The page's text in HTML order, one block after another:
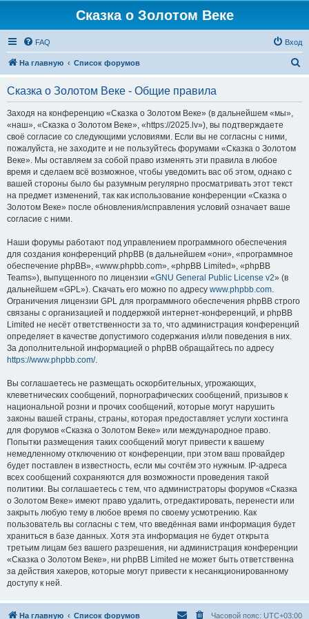
Сказка о Золотом Веке
FAQ Вход
На главную Список форумов
Сказка о Золотом Веке - Общие правила
Заходя на конференцию «Сказка о Золотом Веке» (в дальнейшем «мы»,
«наш», «Сказка о Золотом Веке», «https://2025.lv»), вы подтверждаете
своё согласие со следующими условиями. Если вы не согласны с ними,
пожалуйста, не заходите и не пользуйтесь форумами «Сказка о Золотом
Веке». Мы оставляем за собой право изменять эти правила в любое
время и сделаем всё возможное, чтобы уведомить вас об этом, однако с
вашей стороны было бы разумным регулярно просматривать этот текст
на предмет изменений, так как использование конференции «Сказка о
Золотом Веке» после обновления/исправления условий означает ваше
согласие с ними.
Наши форумы работают под управлением программного обеспечения
для создания конференций phpBB (в дальнейшем «они», «программное
обеспечение phpBB», «www.phpbb.com», «phpBB Limited», «phpBB
Teams»), выпущенного по лицензии «GNU General Public License v2» (в
дальнейшем «GPL»). Скачать его можно по адресу www.phpbb.com.
Ограничения лицензии GPL для программного обеспечения phpBB строго
связаны с организацией и поддержкой интернет-конференций, и phpBB
Limited не несёт ответственности за то, что администрация конференций
определяет в качестве допустимого содержания и/или поведения в них.
За дополнительной информацией о phpBB обращайтесь по адресу
https://www.phpbb.com/.
Вы соглашаетесь не размещать оскорбительных, угрожающих,
клеветнических сообщений, порнографических сообщений, призывов к
национальной розни и прочих сообщений, которые могут нарушить
законы вашей страны, страны, которая предоставляет услуги хостинга
для форумов «Сказка о Золотом Веке» или международное право.
Попытки размещения таких сообщений могут привести к вашему
немедленному отключению от конференции, при этом ваш провайдер
будет поставлен в известность, если мы сочтём это нужным. IP-адреса
всех сообщений сохраняются для возможности проведения такой
политики. Вы соглашаетесь с тем, что администраторы форумов «Сказка
о Золотом Веке» имеют право удалить, отредактировать, перенести или
закрыть любую тему в любое время по своему усмотрению. Как
пользователь вы согласны с тем, что введённая вами информация будет
храниться в базе данных. Хотя эта информация не будет открыта
третьим лицам без вашего разрешения, ни администрация конференции
«Сказка о Золотом Веке», ни phpBB Limited не может быть ответственна
за действия хакеров, которые могут привести к несанкционированному
доступу к ней.
На главную Список форумов Часовой пояс: UTC+03:00